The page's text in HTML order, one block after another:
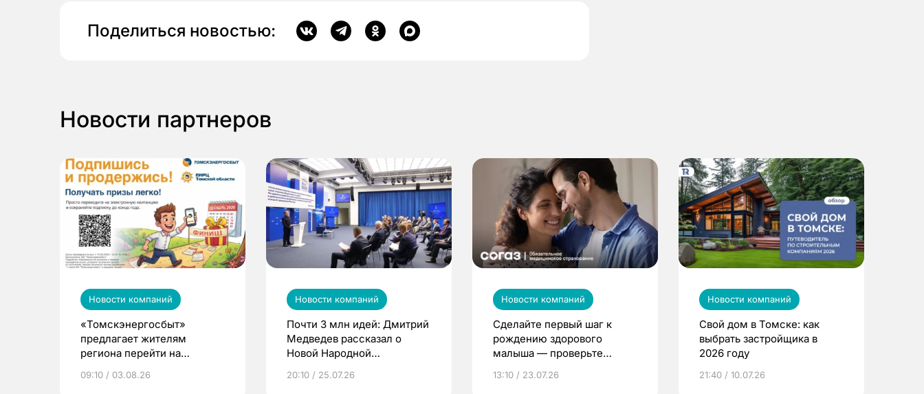
Поделиться новостью:
Новости партнеров
Новости компаний
«Томскэнергосбыт»
предлагает жителям
региона перейти на
выиграть призы
09:10 / 03.08.26
Новости компаний
Почти 3 млн идей: Дмитрий
Медведев рассказал о
Новой Народной
20:10 / 25.07.26
Новости компаний
Сделайте первый шаг к
рождению здорового
малыша — проверьте
по ОМС!
13:10 / 23.07.26
Новости компаний
Свой дом в Томске: как
выбрать застройщика в
2026 году
21:40 / 10.07.26